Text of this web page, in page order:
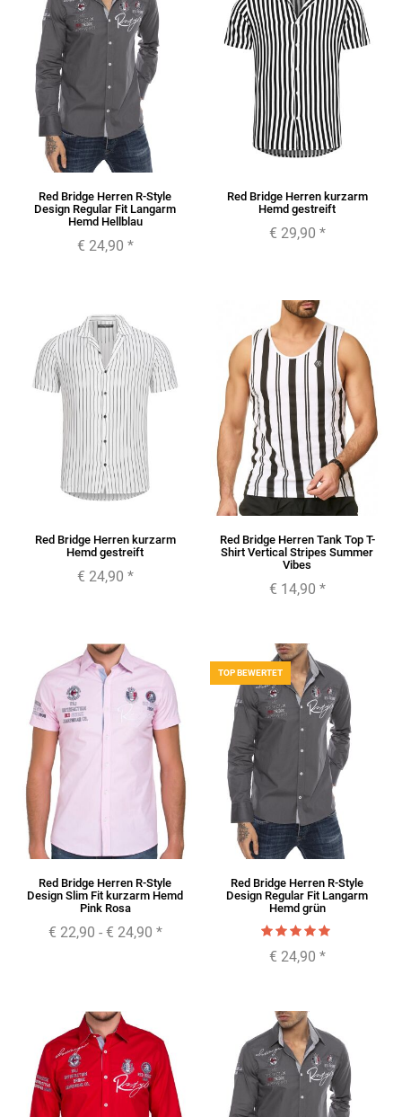
Red Bridge Herren R-Style
Design Regular Fit Langarm
Hemd Hellblau
€ 24,90 *
Red Bridge Herren kurzarm
Hemd gestreift
€ 29,90 *
Red Bridge Herren kurzarm
Hemd gestreift
€ 24,90 *
Red Bridge Herren Tank Top T-
Shirt Vertical Stripes Summer
Vibes
€ 14,90 *
Red Bridge Herren R-Style
Design Slim Fit kurzarm Hemd
Pink Rosa
€ 22,90 - € 24,90 *
TOP BEWERTET
Red Bridge Herren R-Style
Design Regular Fit Langarm
Hemd grün
€ 24,90 *